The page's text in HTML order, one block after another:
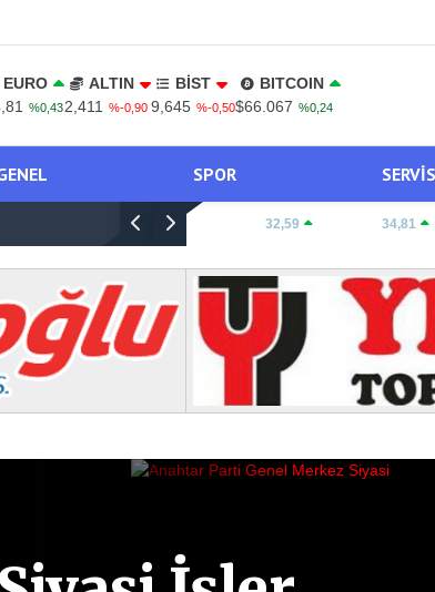
EURO
%0,43
ALTIN
2,411
%-0,90
BİST
9,645 %-0,50
BITCOIN
$66.067 %0,24
SPOR
32,59 34,81